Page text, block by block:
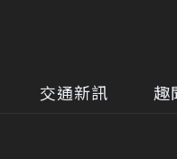
交通新訊 趣